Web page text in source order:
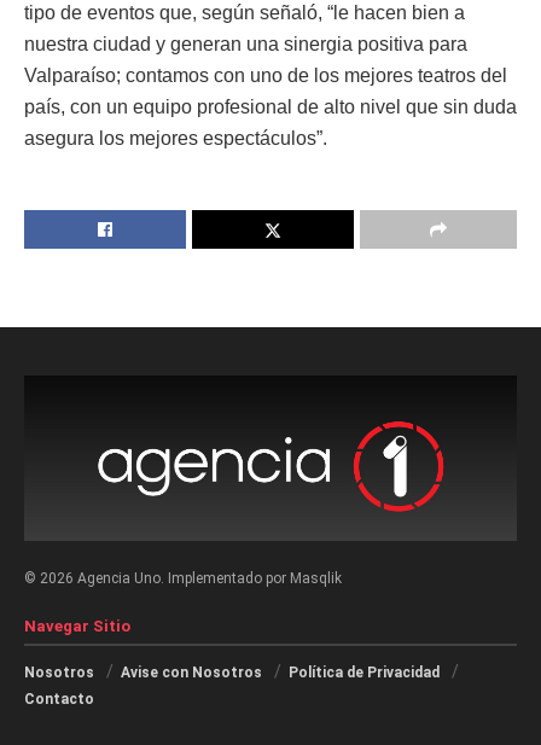
tipo de eventos que, según señaló, “le hacen bien a
nuestra ciudad y generan una sinergia positiva para
Valparaíso; contamos con uno de los mejores teatros del
país, con un equipo profesional de alto nivel que sin duda
asegura los mejores espectáculos”.
© 2026 Agencia Uno. Implementado por Masqlik
Navegar Sitio
Nosotros Avise con Nosotros
Política de Privacidad
Contacto